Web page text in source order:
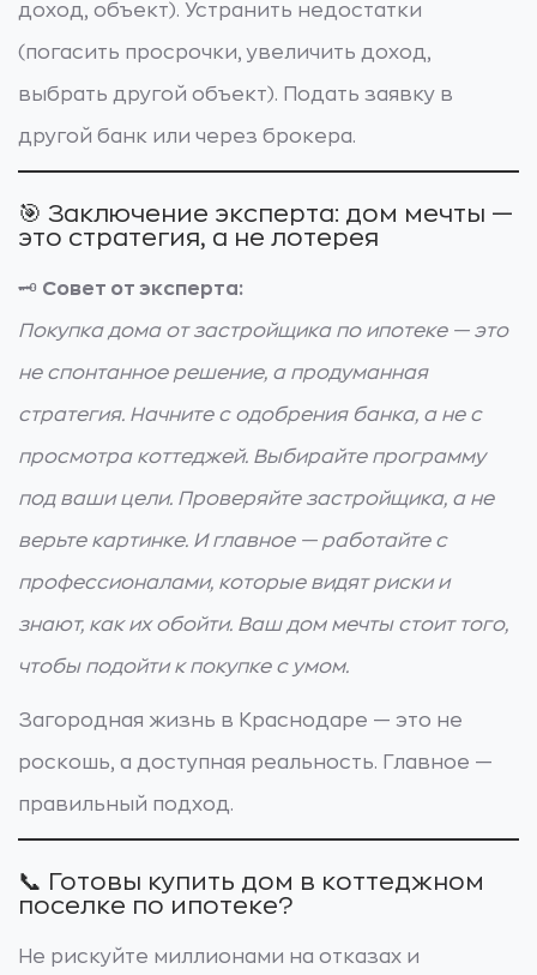
доход, объект). Устранить недостатки
(погасить просрочки, увеличить доход,
выбрать другой объект). Подать заявку в
другой банк или через брокера.
🎯 Заключение эксперта: дом мечты —
это стратегия, а не лотерея
🗝️ Совет от эксперта:
Покупка дома от застройщика по ипотеке — это
не спонтанное решение, а продуманная
стратегия. Начните с одобрения банка, а не с
просмотра коттеджей. Выбирайте программу
под ваши цели. Проверяйте застройщика, а не
верьте картинке. И главное — работайте с
профессионалами, которые видят риски и
знают, как их обойти. Ваш дом мечты стоит того,
чтобы подойти к покупке с умом.
Загородная жизнь в Краснодаре — это не
роскошь, а доступная реальность. Главное —
правильный подход.
📞 Готовы купить дом в коттеджном
поселке по ипотеке?
Не рискуйте миллионами на отказах и